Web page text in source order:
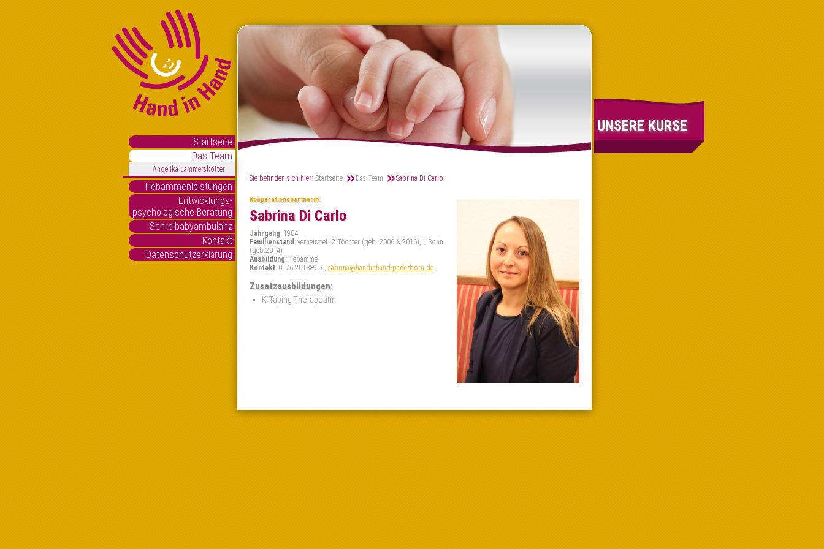
Startseite
Das Team
Angelika Lammerskötter
Hebammenleistungen
Entwicklungs-
psychologische Beratung
Schreibabyambulanz
Kontakt
Datenschutzerklärung
Sie befinden sich hier: Startseite Das Team Sabrina Di Carlo
Kooperationspartnerin:
Sabrina Di Carlo
Jahrgang: 1984
Familienstand : verheiratet, 2 Töchter (geb. 2006 & 2016), 1 Sohn
(geb.2014)
Ausbildung: Hebamme
Kontakt: 0176 20138916, sabrina@handinhand-paderborn.de
Zusatzausbildungen:
K-Taping Therapeutin
UNSERE KURSE